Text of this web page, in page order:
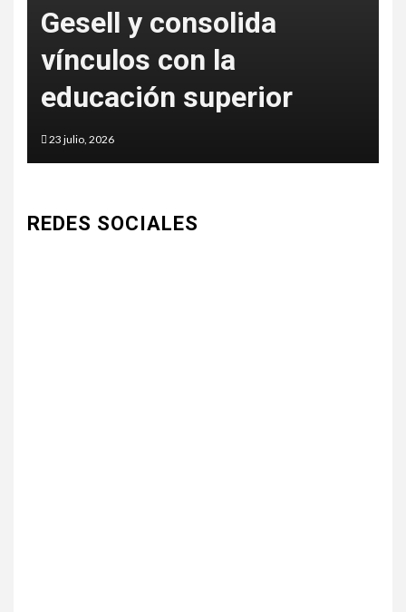
Gesell y consolida
vínculos con la
educación superior
23 julio, 2026
REDES SOCIALES